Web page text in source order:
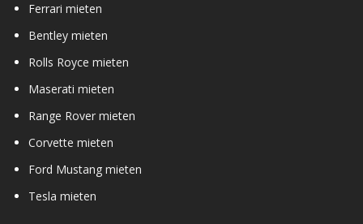
Ferrari mieten
Bentley mieten
Rolls Royce mieten
Maserati mieten
Range Rover mieten
Corvette mieten
Ford Mustang mieten
Tesla mieten